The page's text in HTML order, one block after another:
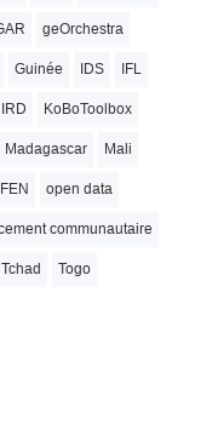
geOrchestra
Guinée IDS IFL
IRD KoBoToolbox
Madagascar Mali
open data
communautaire
Tchad Togo